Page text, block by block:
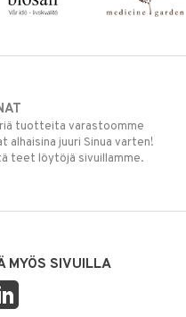
tuotteita varastoomme
alhaisina juuri Sinua varten!
teet löytöjä sivuillamme.
MYÖS SIVUILLA